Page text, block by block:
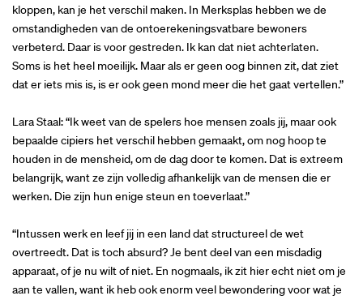
kloppen, kan je het verschil maken. In Merksplas hebben we de
omstandigheden van de ontoerekeningsvatbare bewoners
verbeterd. Daar is voor gestreden. Ik kan dat niet achterlaten.
Soms is het heel moeilijk. Maar als er geen oog binnen zit, dat ziet
dat er iets mis is, is er ook geen mond meer die het gaat vertellen.”
Lara Staal: “Ik weet van de spelers hoe mensen zoals jij, maar ook
bepaalde cipiers het verschil hebben gemaakt, om nog hoop te
houden in de mensheid, om de dag door te komen. Dat is extreem
belangrijk, want ze zijn volledig afhankelijk van de mensen die er
werken. Die zijn hun enige steun en toeverlaat.”
“Intussen werk en leef jij in een land dat structureel de wet
overtreedt. Dat is toch absurd? Je bent deel van een misdadig
apparaat, of je nu wilt of niet. En nogmaals, ik zit hier echt niet om je
aan te vallen, want ik heb ook enorm veel bewondering voor wat je